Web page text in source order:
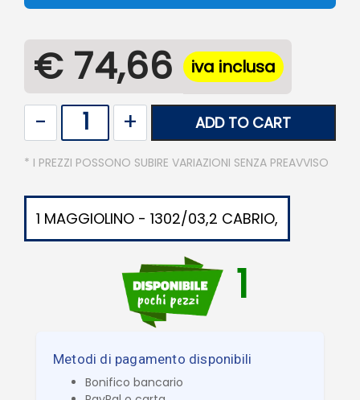
€ 74,66 iva inclusa
Quantity
ADD TO CART
* I PREZZI POSSONO SUBIRE VARIAZIONI SENZA PREAVVISO
1 MAGGIOLINO - 1302/03,2 CABRIO,
1
Metodi di pagamento disponibili
Bonifico bancario